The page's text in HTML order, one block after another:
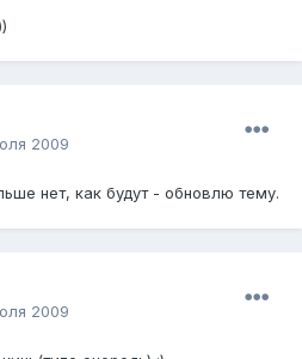
2009
нет, как будут - обновлю тему.
2009